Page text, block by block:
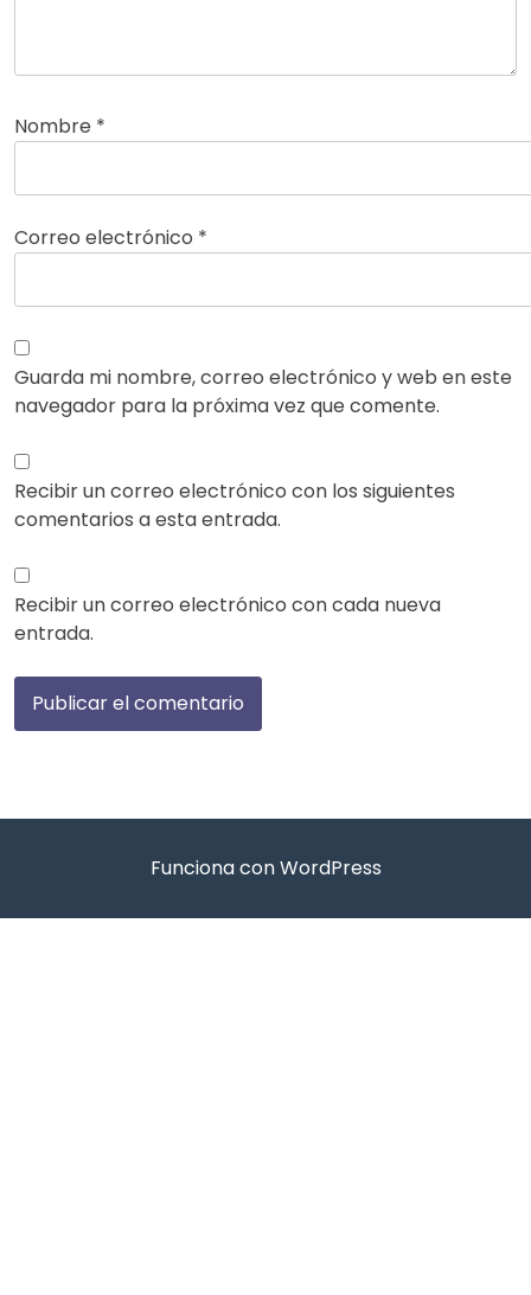
Nombre *
Correo electrónico *
Guarda mi nombre, correo electrónico y web en este
navegador para la próxima vez que comente.
Recibir un correo electrónico con los siguientes
comentarios a esta entrada.
Recibir un correo electrónico con cada nueva
entrada.
Funciona con WordPress